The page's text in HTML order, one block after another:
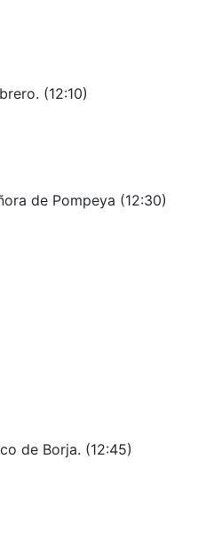
(12:10)
de Pompeya (12:30)
de Borja. (12:45)